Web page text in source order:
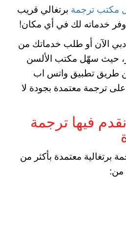
مكتب ترجمة برتغالي قريب
خدماته لك في أي مكان!
الآن أو طلب خدماتك من
حيث سهّل مكتب الألسن
طريق تطبيق واتس اب
ترجمة معتمدة بجودة لا
فيها ترجمة
برتغالية معتمدة بأكثر من